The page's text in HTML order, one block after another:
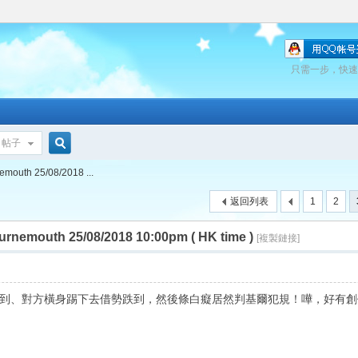
只需一步，快
帖子
搜
索
25/08/2018 ...
1 2
返回列表
25/08/2018 10:00pm ( HK time ) [複製鏈接]
、對方橫身踢下去借勢跌到，然後條白癡居然判基爾犯規！嘩，好有